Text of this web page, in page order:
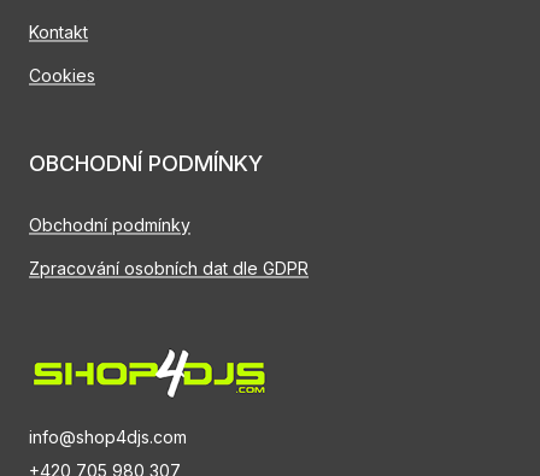
info@shop4djs.com
+420 705 980 307
Kontakt
Cookies
OBCHODNÍ PODMÍNKY
Obchodní podmínky
Zpracování osobních dat dle GDPR